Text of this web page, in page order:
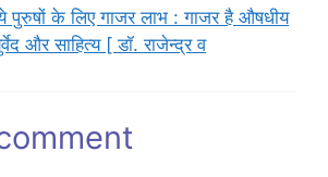
पुरुषों के लिए गाजर लाभ : गाजर है औषधीय
और साहित्य [ डॉ. राजेन्द्र व